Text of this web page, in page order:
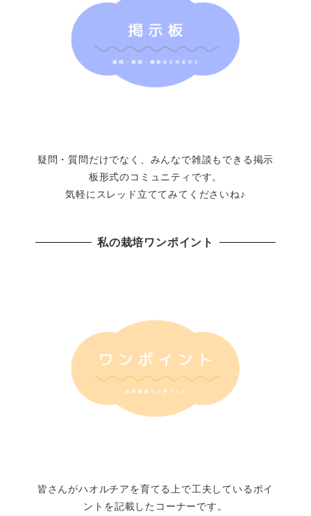
疑問・質問だけでなく、みんなで雑談もできる掲示
板形式のコミュニティです。
気軽にスレッド立ててみてくださいね♪
私の栽培ワンポイント
皆さんがハオルチアを育てる上で工夫しているポイ
ントを記載したコーナーです。